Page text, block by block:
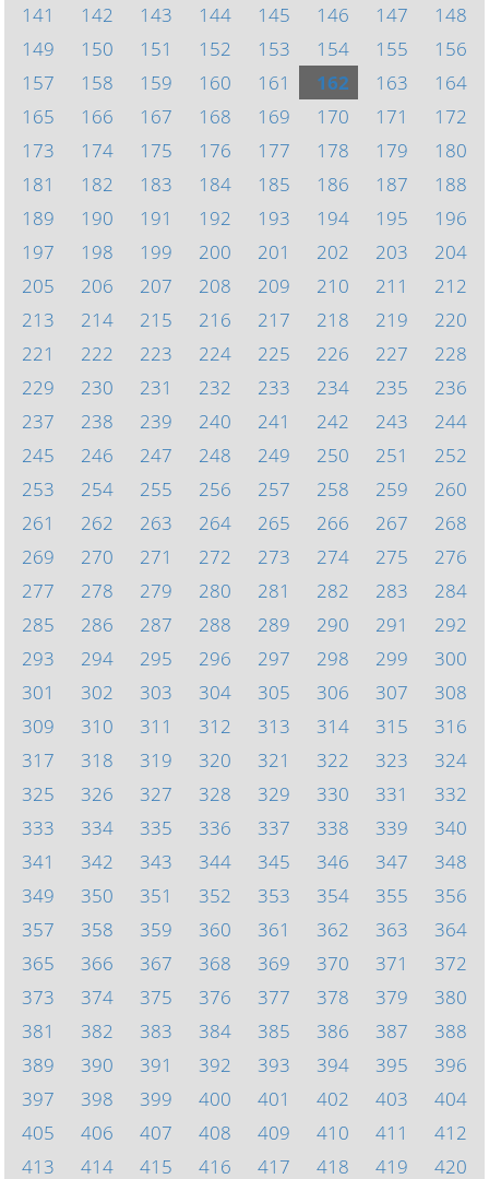
141
142 143 144 145 146 147
148
149
150 151 152 153 154 155
156
157
158 159 160 161 162 163
164
165
166 167 168 169 170 171
172
173
174 175 176 177 178 179
180
181
182 183 184 185 186 187
188
189
190 191 192 193 194 195
196
197
198 199 200 201 202 203
204
205
206 207 208 209 210 211
212
213
214 215 216 217 218 219
220
221
222 223 224 225 226 227
228
229
230 231 232 233 234 235
236
237
238 239 240 241 242 243
244
245
246 247 248 249 250 251
252
253
254 255 256 257 258 259
260
261
262 263 264 265 266 267
268
269
270 271 272 273 274 275
276
277
278 279 280 281 282 283
284
285
286 287 288 289 290 291
292
293
294 295 296 297 298 299
300
301
302 303 304 305 306 307
308
309
310 311 312 313 314 315
316
317
318 319 320 321 322 323
324
325
326 327 328 329 330 331
332
333
334 335 336 337 338 339
340
341
342 343 344 345 346 347
348
349
350 351 352 353 354 355
356
357
358 359 360 361 362 363
364
365
366 367 368 369 370 371
372
373
374 375 376 377 378 379
380
381
382 383 384 385 386 387
388
389
390 391 392 393 394 395
396
397
398 399 400 401 402 403
404
405
406 407 408 409 410 411
412
413
414 415 416 417 418 419 420